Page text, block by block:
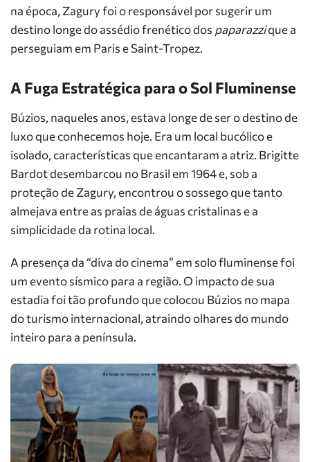
na época, Zagury foi o responsável por sugerir um
destino longe do assédio frenético dos paparazzique a
perseguiam em Paris e Saint-Tropez.
A Fuga Estratégica para o Sol Fluminense
Búzios, naqueles anos, estava longe de ser o destino de
luxo que conhecemos hoje. Era um local bucólico e
isolado, características que encantaram a atriz. Brigitte
Bardot desembarcou no Brasil em 1964 e, sob a
proteção de Zagury, encontrou o sossego que tanto
almejava entre as praias de águas cristalinas e a
simplicidade da rotina local.
A presença da “diva do cinema” em solo fluminense foi
um evento sísmico para a região. O impacto de sua
estadia foi tão profundo que colocou Búzios no mapa
do turismo internacional, atraindo olhares do mundo
inteiro para a península.